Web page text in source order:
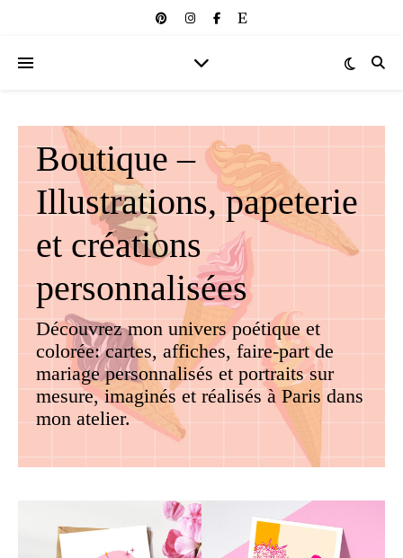
Boutique –
Illustrations, papeterie
et créations
personnalisées
Découvrez mon univers poétique et
colorée: cartes, affiches, faire-part de
mariage personnalisés et portraits sur
mesure, imaginés et réalisés à Paris dans
mon atelier.